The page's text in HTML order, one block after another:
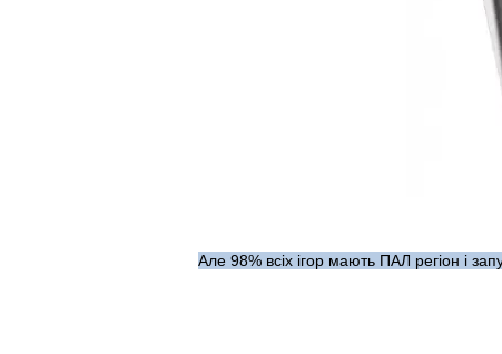
Але 98% всіх ігор мають ПАЛ регіон і